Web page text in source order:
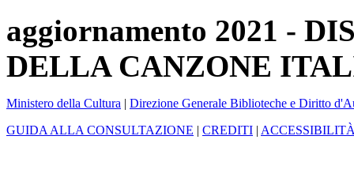
aggiornamento 2021 -
DELLA CANZONE
Ministero della Cultura | Direzione Generale Biblioteche e Diritto
GUIDA ALLA CONSULTAZIONE | CREDITI |